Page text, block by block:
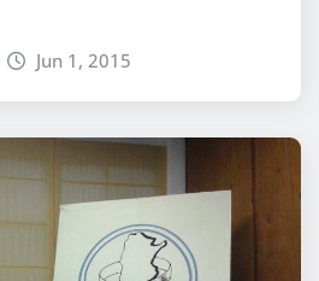
Jun 1, 2015